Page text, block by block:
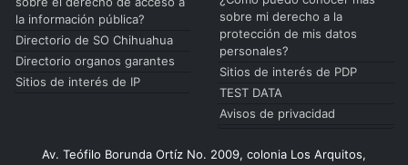
la información pública?
Directorio de SO Chihuahua
Directorio organos garantes
Sitios de interés de IP
sobre mi derecho a la
protección de mis datos
personales?
Sitios de interés de PDP
TEST DATA
Avisos de privacidad
Av. Teófilo Borunda Ortíz No. 2009, colonia Los Arquitos,